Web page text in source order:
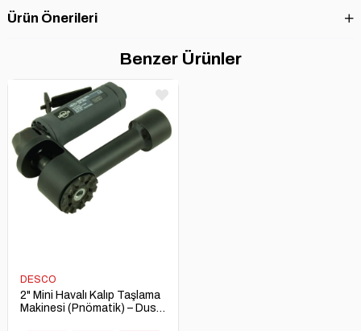
Ürün Önerileri
Benzer Ürünler
DESCO
2" Mini Havalı Kalıp Taşlama
Makinesi (Pnömatik) – Dust